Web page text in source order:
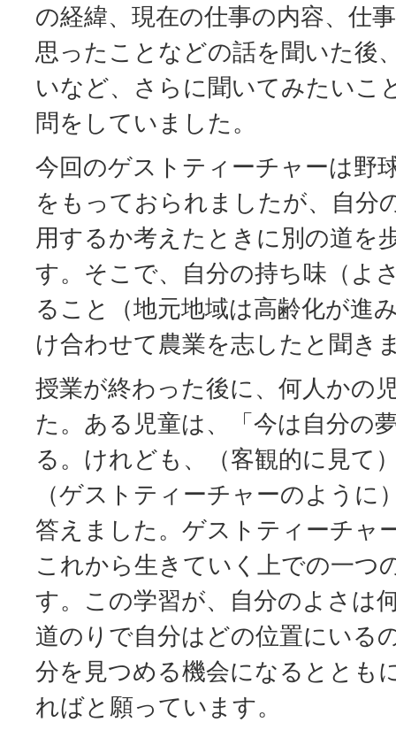
の経緯、現在の仕事の内容、仕
思ったことなどの話を聞いた後
いなど、さらに聞いてみたいこ
問をしていました。
今回のゲストティーチャーは野
をもっておられましたが、自分
用するか考えたときに別の道を
す。そこで、自分の持ち味（よ
ること（地元地域は高齢化が進
け合わせて農業を志したと聞き
授業が終わった後に、何人かの
た。ある児童は、「今は自分の
る。けれども、（客観的に見て
（ゲストティーチャーのように
答えました。ゲストティーチャ
これから生きていく上での一つ
す。この学習が、自分のよさは
道のりで自分はどの位置にいる
分を見つめる機会になるととも
ればと願っています。